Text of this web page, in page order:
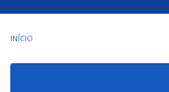
INÍCIO